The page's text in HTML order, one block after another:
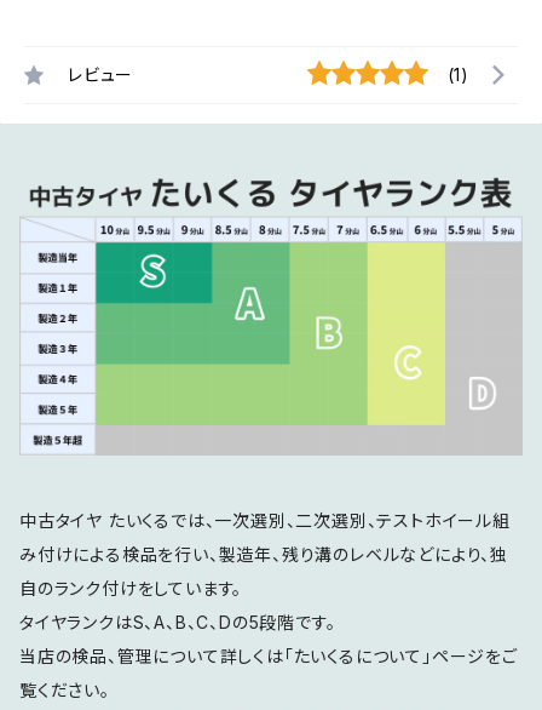
レビュー (1)
中古タイヤ たいくるでは、一次選別、二次選別、テストホイール組
み付けによる検品を行い、製造年、残り溝のレベルなどにより、独
自のランク付けをしています。
タイヤランクはS、A、B、C、Dの5段階です。
当店の検品、管理について詳しくは「たいくるについて」ページをご
覧ください。